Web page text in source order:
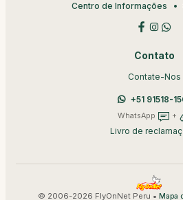
Centro de Informações
Contato
Contate-Nos
+51 91518-
WhatsApp +
Livro de
© 2006-2026 FlyOnNet Peru • Mapa